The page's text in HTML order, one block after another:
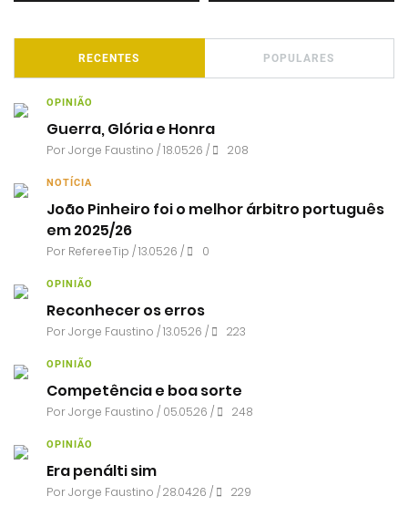
RECENTES POPULARES
OPINIÃO
Guerra, Glória e Honra
PorJorge Faustino / 18.05.26 / 208
NOTÍCIA
João Pinheiro foi o melhor árbitro português
em 2025/26
Por RefereeTip / 13.05.26 / 0
OPINIÃO
Reconhecer os erros
PorJorge Faustino / 13.05.26 / 223
OPINIÃO
Competência e boa sorte
PorJorge Faustino / 05.05.26 / 248
OPINIÃO
Era penálti sim
PorJorge Faustino / 28.04.26 / 229